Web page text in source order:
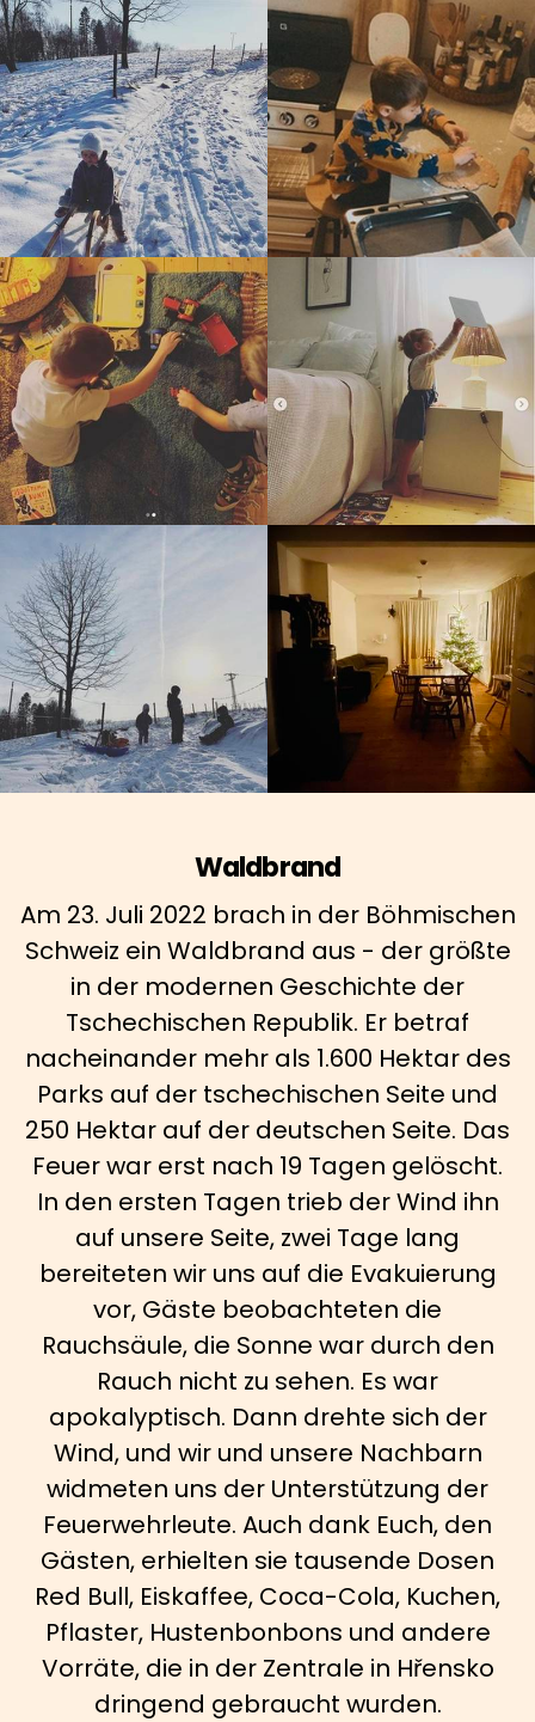
Waldbrand
Am 23. Juli 2022 brach in der Böhmischen
Schweiz ein Waldbrand aus - der größte
in der modernen Geschichte der
Tschechischen Republik. Er betraf
nacheinander mehr als 1.600 Hektar des
Parks auf der tschechischen Seite und
250 Hektar auf der deutschen Seite. Das
Feuer war erst nach 19 Tagen gelöscht.
In den ersten Tagen trieb der Wind ihn
auf unsere Seite, zwei Tage lang
bereiteten wir uns auf die Evakuierung
vor, Gäste beobachteten die
Rauchsäule, die Sonne war durch den
Rauch nicht zu sehen. Es war
apokalyptisch. Dann drehte sich der
Wind, und wir und unsere Nachbarn
widmeten uns der Unterstützung der
Feuerwehrleute. Auch dank Euch, den
Gästen, erhielten sie tausende Dosen
Red Bull, Eiskaffee, Coca-Cola, Kuchen,
Pflaster, Hustenbonbons und andere
Vorräte, die in der Zentrale in Hřensko
dringend gebraucht wurden.